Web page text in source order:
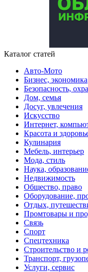
Каталог статей
Авто-Мото
Бизнес, экономика
Безопасность,
Дом, семья
Досуг, увлечения
Искусство
Интернет,
Красота и
Кулинария
Мебель, интерьер
Мода, стиль
Наука,
Недвижимость
Общество, право
Оборудование,
Отдых,
Промтовары и
Связь
Спорт
Спецтехника
Строительство и
Транспорт,
Услуги, сервис